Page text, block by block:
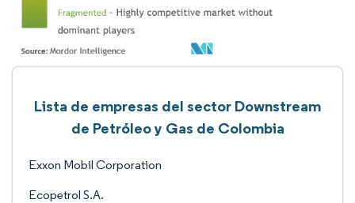
Lista de empresas del sector Downstream
de Petróleo y Gas de Colombia
Exxon Mobil Corporation
Ecopetrol S.A.